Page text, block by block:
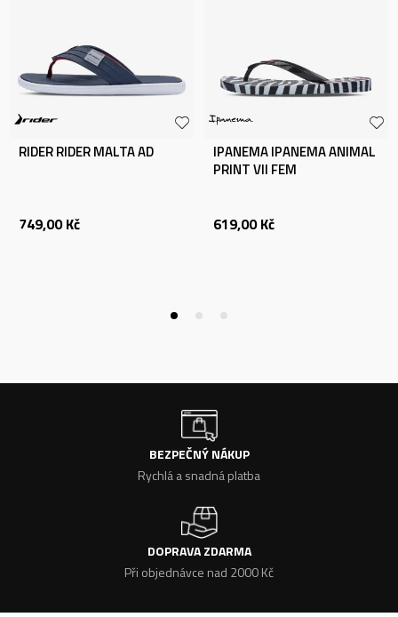
RIDER RIDER MALTA AD
749,00 Kč
IPANEMA IPANEMA ANIMAL
PRINT VII FEM
619,00 Kč
BEZPEČNÝ NÁKUP
Rychlá a snadná platba
DOPRAVA ZDARMA
Při objednávce nad 2000 Kč